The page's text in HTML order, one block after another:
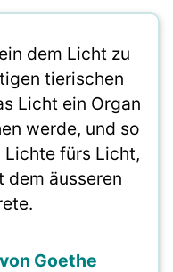
dem Licht zu
tierischen
Licht ein Organ
werde, und so
fürs Licht,
dem äusseren
Goethe